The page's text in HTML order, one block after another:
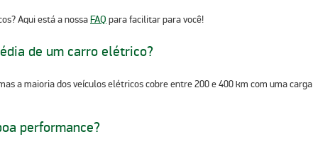
Aqui está a nossaFAQ para facilitar para você!
de um carro elétrico?
a maioria dos veículos elétricos cobre entre 200 e 400 km com uma carga
performance?